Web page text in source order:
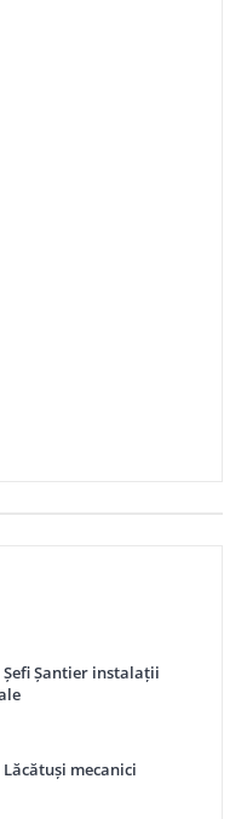
Șefi Șantier instalații
Lăcătuși mecanici